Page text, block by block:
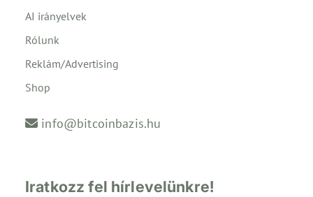
AI irányelvek
Rólunk
Reklám/Advertising
Shop
info@bitcoinbazis.hu
Iratkozz fel hírlevelünkre!